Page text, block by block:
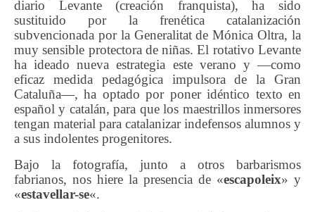
diario Levante (creación franquista), ha sido
sustituido por la frenética catalanización
subvencionada por la Generalitat de Mónica Oltra, la
muy sensible protectora de niñas. El rotativo Levante
ha ideado nueva estrategia este verano y —como
eficaz medida pedagógica impulsora de la Gran
Cataluña—, ha optado por poner idéntico texto en
español y catalán, para que los maestrillos inmersores
tengan material para catalanizar indefensos alumnos y
a sus indolentes progenitores.
Bajo la fotografía, junto a otros barbarismos
fabrianos, nos hiere la presencia de «escapoleix» y
«estavellar-se«.